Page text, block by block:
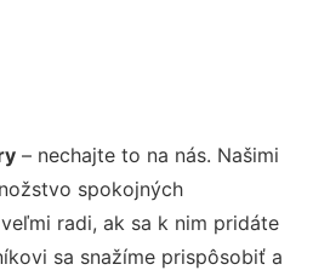
– nechajte to na nás. Našimi
spokojných
radi, ak sa k nim pridáte
sa snažíme prispôsobiť a